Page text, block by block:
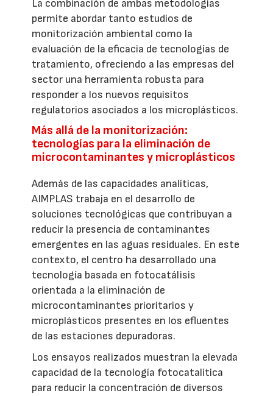
La combinación de ambas metodologías
permite abordar tanto estudios de
monitorización ambiental como la
evaluación de la eficacia de tecnologías de
tratamiento, ofreciendo a las empresas del
sector una herramienta robusta para
responder a los nuevos requisitos
regulatorios asociados a los microplásticos.
Más allá de la monitorización:
tecnologías para la eliminación de
microcontaminantes y microplásticos
Además de las capacidades analíticas,
AIMPLAS trabaja en el desarrollo de
soluciones tecnológicas que contribuyan a
reducir la presencia de contaminantes
emergentes en las aguas residuales. En este
contexto, el centro ha desarrollado una
tecnología basada en fotocatálisis
orientada a la eliminación de
microcontaminantes prioritarios y
microplásticos presentes en los efluentes
de las estaciones depuradoras.
Los ensayos realizados muestran la elevada
capacidad de la tecnología fotocatalítica
para reducir la concentración de diversos